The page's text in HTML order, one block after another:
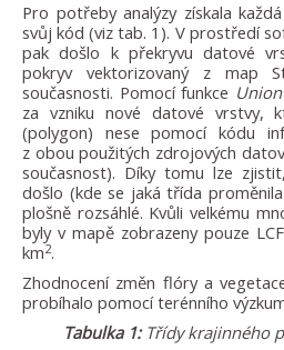
Pro potřeby analýzy získala
svůj kód (viz tab. 1). V prostředí
pak došlo k překryvu datové
pokryv vektorizovaný z map
současnosti. Pomocí funkce Union
za vzniku nové datové vrstvy,
(polygon) nese pomocí kódu
z obou použitých zdrojových
současnost). Díky tomu lze
došlo (kde se jaká třída
plošně rozsáhlé. Kvůli velkému
byly v mapě zobrazeny pouze
km2.
Zhodnocení změn flóry a
probíhalo pomocí terénního
Tabulka 1:Třídy krajinného